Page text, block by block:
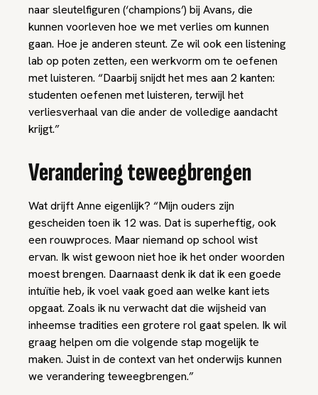
naar sleutelfiguren (‘champions’) bij Avans, die
kunnen voorleven hoe we met verlies om kunnen
gaan. Hoe je anderen steunt. Ze wil ook een listening
lab op poten zetten, een werkvorm om te oefenen
met luisteren. “Daarbij snijdt het mes aan 2 kanten:
studenten oefenen met luisteren, terwijl het
verliesverhaal van die ander de volledige aandacht
krijgt.”
Verandering teweegbrengen
Wat drijft Anne eigenlijk? “Mijn ouders zijn
gescheiden toen ik 12 was. Dat is superheftig, ook
een rouwproces. Maar niemand op school wist
ervan. Ik wist gewoon niet hoe ik het onder woorden
moest brengen. Daarnaast denk ik dat ik een goede
intuïtie heb, ik voel vaak goed aan welke kant iets
opgaat. Zoals ik nu verwacht dat die wijsheid van
inheemse tradities een grotere rol gaat spelen. Ik wil
graag helpen om die volgende stap mogelijk te
maken. Juist in de context van het onderwijs kunnen
we verandering teweegbrengen.”